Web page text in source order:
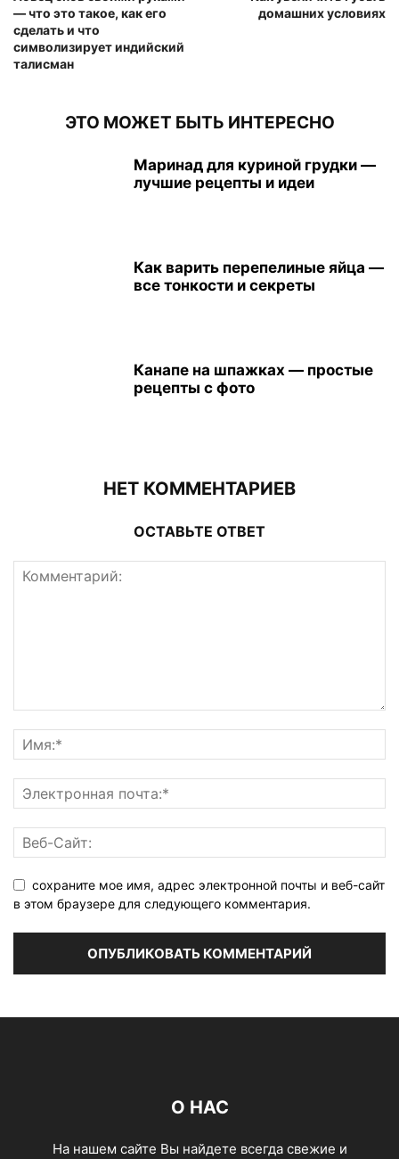
— что это такое, как его
сделать и что
символизирует индийский
талисман
домашних условиях
ЭТО МОЖЕТ БЫТЬ ИНТЕРЕСНО
Маринад для куриной грудки —
лучшие рецепты и идеи
Как варить перепелиные яйца —
все тонкости и секреты
Канапе на шпажках — простые
рецепты с фото
НЕТ КОММЕНТАРИЕВ
ОСТАВЬТЕ ОТВЕТ
сохраните мое имя, адрес электронной почты и веб-сайт
в этом браузере для следующего комментария.
О НАС
На нашем сайте Вы найдете всегда свежие и